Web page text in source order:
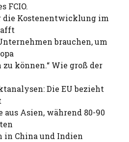
FCIO.
die Kostenentwicklung im
brauchen, um
können.“ Wie groß der
Die EU bezieht
Asien, während 80-90
China und Indien